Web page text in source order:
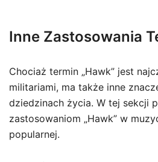
Inne Zastosowania
Chociaż termin „Hawk” jest
militariami, ma także inne
dziedzinach życia. W tej sekcji
zastosowaniom „Hawk” w
popularnej.